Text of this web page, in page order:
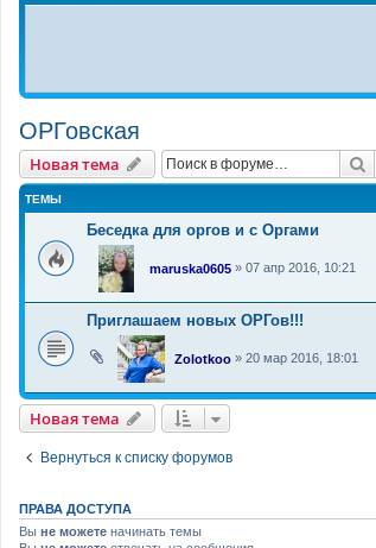
ОРГовская
Новая тема
Новаятема
ТЕМЫ
Беседка для оргов и с Оргами
maruska0605 » 07 апр 2016, 10:21
Приглашаем новых ОРГов!!!
Zolotkoo » 20 мар 2016, 18:01
Новая тема
Новаятема
Вернуться к списку форумов
ПРАВА ДОСТУПА
Вы не можете начинать темы